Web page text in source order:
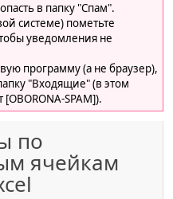
в папку "Спам".
системе) пометьте
уведомления не
программу (а не браузер),
"Входящие" (в этом
SPAM]).
по
ячейкам